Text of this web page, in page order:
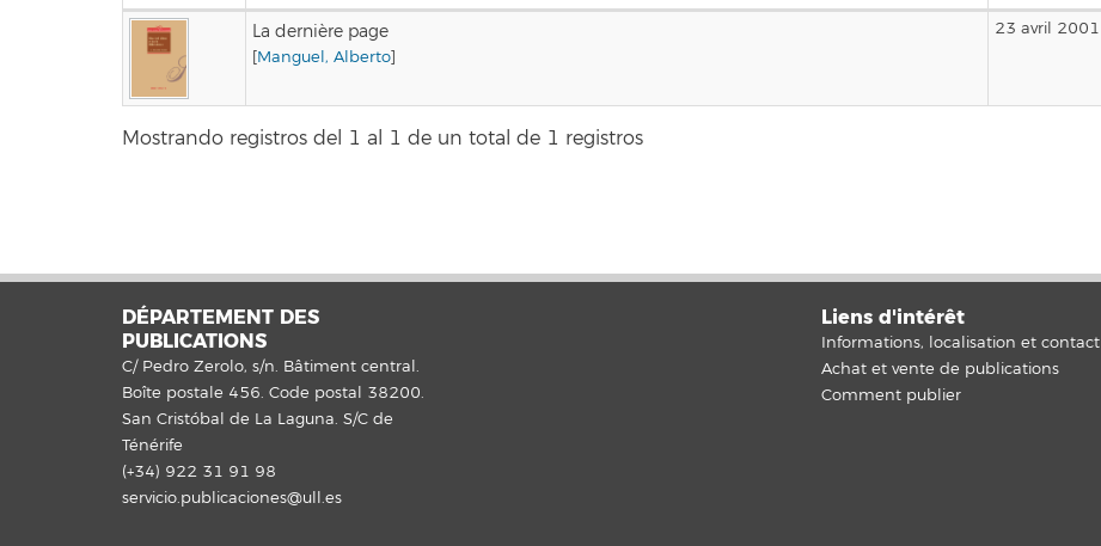
La dernière page
[Manguel, Alberto]
23 avril 2001
Mostrando registros del 1 al 1 de un total de 1 registros
DÉPARTEMENT DES
PUBLICATIONS
C/ Pedro Zerolo, s/n. Bâtiment central.
Boîte postale 456. Code postal 38200.
San Cristóbal de La Laguna. S/C de
Ténérife
(+34) 922 31 91 98
servicio.publicaciones@ull.es
Liens d'intérêt
Informations, localisation et contact
Achat et vente de publications
Comment publier